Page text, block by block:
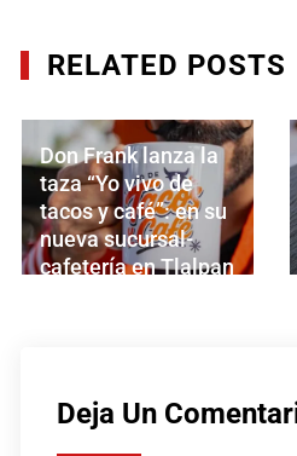
RELATED POSTS
Sal e Brasa Coapa:
probamos su buffet
brasileño y los
racks de cordero de
agosto
Deja Un